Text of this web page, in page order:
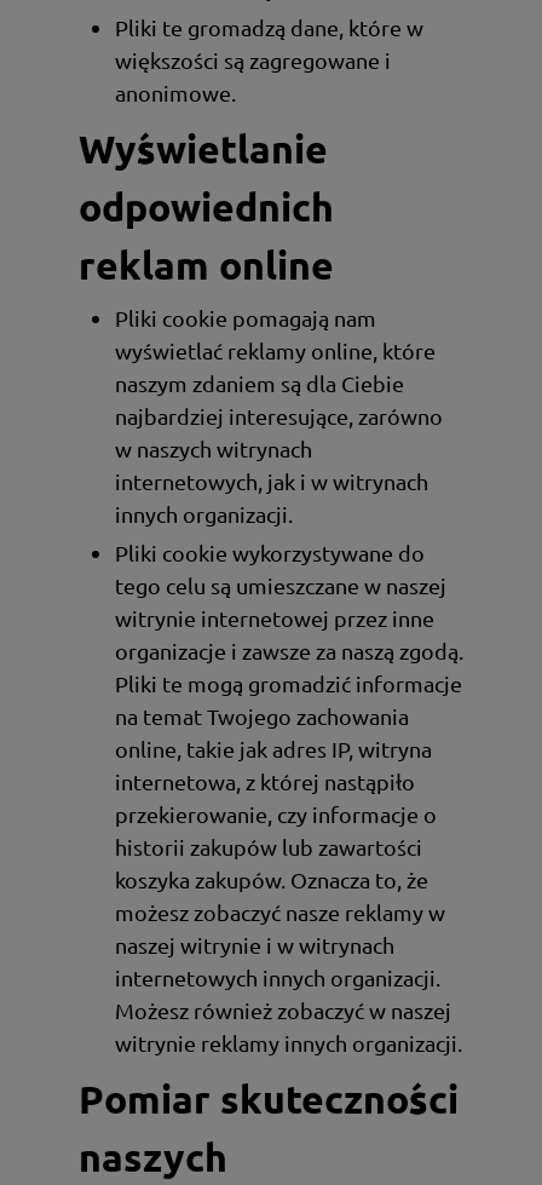
Pliki te gromadzą dane, które w
większości są zagregowane i
anonimowe.
Wyświetlanie
odpowiednich
reklam online
Pliki cookie pomagają nam
wyświetlać reklamy online, które
naszym zdaniem są dla Ciebie
najbardziej interesujące, zarówno
w naszych witrynach
internetowych, jak i w witrynach
innych organizacji.
Pliki cookie wykorzystywane do
tego celu są umieszczane w naszej
witrynie internetowej przez inne
organizacje i zawsze za naszą zgodą.
Pliki te mogą gromadzić informacje
na temat Twojego zachowania
online, takie jak adres IP, witryna
internetowa, z której nastąpiło
przekierowanie, czy informacje o
historii zakupów lub zawartości
koszyka zakupów. Oznacza to, że
możesz zobaczyć nasze reklamy w
naszej witrynie i w witrynach
internetowych innych organizacji.
Możesz również zobaczyć w naszej
witrynie reklamy innych organizacji.
Pomiar skuteczności
naszych